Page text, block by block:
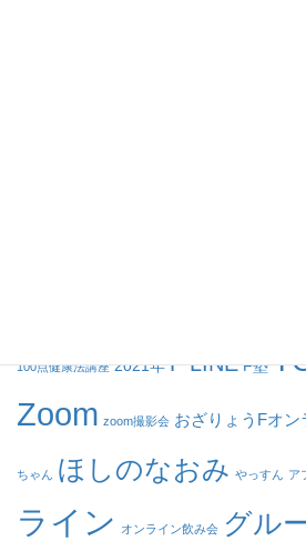
100点健康法講座 2021年 F LINE F塾
Zoom zoom撮影会 おざりょうFオン
ちゃん ほしのなおみ やっすん ア
ライン
オンライン飲み会 グル